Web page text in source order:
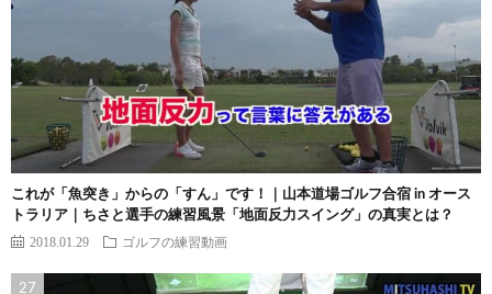
これが「魚突き」からの「すん」です！｜山本道場ゴルフ合宿 in オース
トラリア｜ちさと選手の練習風景「地面反力スイング」の真実とは？
2018.01.29 ゴルフの練習動画